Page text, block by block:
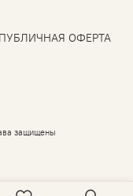
ПУБЛИЧНАЯ ОФЕРТА
защищены